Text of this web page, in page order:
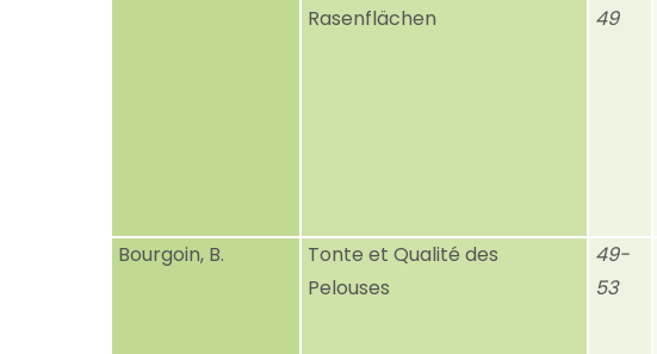
Rasenflächen
49
Bourgoin, B.
Tonte et Qualité des
Pelouses
49-
53